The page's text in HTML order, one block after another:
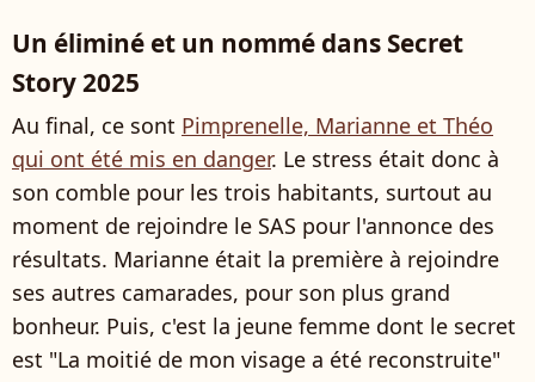
Un éliminé et un nommé dans Secret
Story 2025
Au final, ce sont Pimprenelle, Marianne et Théo
qui ont été mis en danger. Le stress était donc à
son comble pour les trois habitants, surtout au
moment de rejoindre le SAS pour l'annonce des
résultats. Marianne était la première à rejoindre
ses autres camarades, pour son plus grand
bonheur. Puis, c'est la jeune femme dont le secret
est "La moitié de mon visage a été reconstruite"